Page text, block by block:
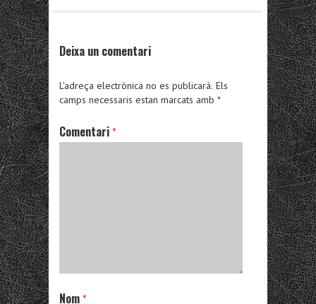
Deixa un comentari
L'adreça electrònica no es publicarà. Els
camps necessaris estan marcats amb *
Comentari *
Nom *